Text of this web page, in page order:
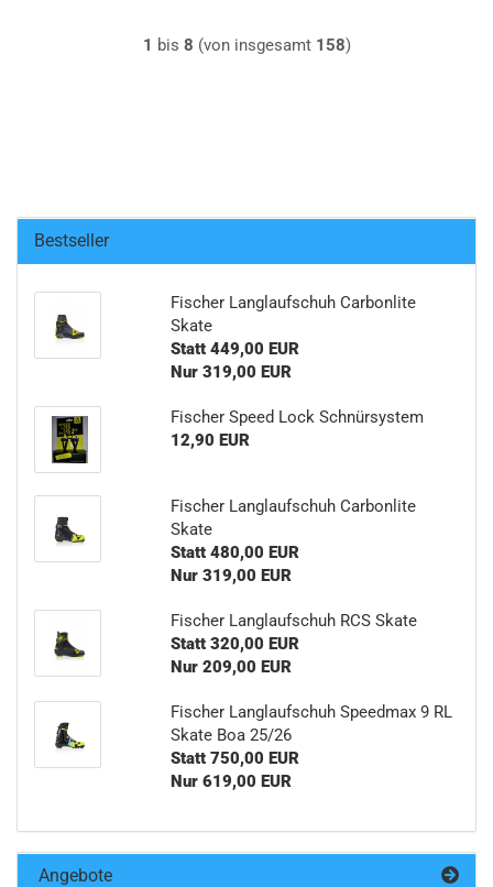
1 bis 8 (von insgesamt 158)
Bestseller
Fischer Langlaufschuh Carbonlite
Skate
Statt 449,00 EUR
Nur 319,00 EUR
Fischer Speed Lock Schnürsystem
12,90 EUR
Fischer Langlaufschuh Carbonlite
Skate
Statt 480,00 EUR
Nur 319,00 EUR
Fischer Langlaufschuh RCS Skate
Statt 320,00 EUR
Nur 209,00 EUR
Fischer Langlaufschuh Speedmax 9 RL
Skate Boa 25/26
Statt 750,00 EUR
Nur 619,00 EUR
Angebote